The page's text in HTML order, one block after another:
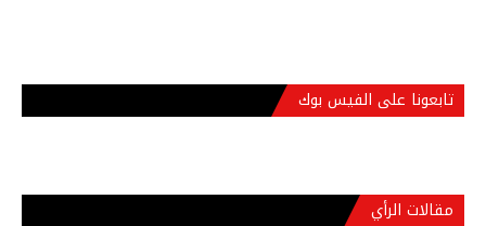
تابعونا على الفيس بوك
مقالات الرأي